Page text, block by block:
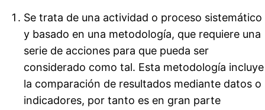
Se trata de una actividad o proceso sistemático
y basado en una metodología, que requiere una
serie de acciones para que pueda ser
considerado como tal. Esta metodología incluye
la comparación de resultados mediante datos o
indicadores, por tanto es en gran parte